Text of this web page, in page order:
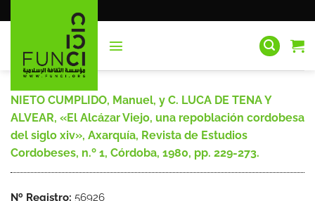
al
NIETO CUMPLIDO, Manuel, y C. LUCA DE TENA Y
ALVEAR, «El Alcázar Viejo, una repoblación cordobesa
del siglo xiv», Axarquía, Revista de Estudios
Cordobeses, n.º 1, Córdoba, 1980, pp. 229-273.
Nº Registro: 56926